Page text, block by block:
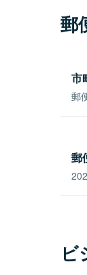
郵
市
郵
郵
ビ